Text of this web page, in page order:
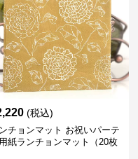
(税込)
チョンマット お祝いパーテ
紙ランチョンマット（20枚